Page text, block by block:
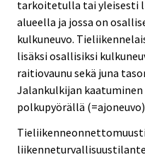
tarkoitetulla tai yleisesti
alueella ja jossa on
kulkuneuvo.
lisäksi osallisiksi
raitiovaunu sekä juna
Jalankulkijan
polkupyörällä